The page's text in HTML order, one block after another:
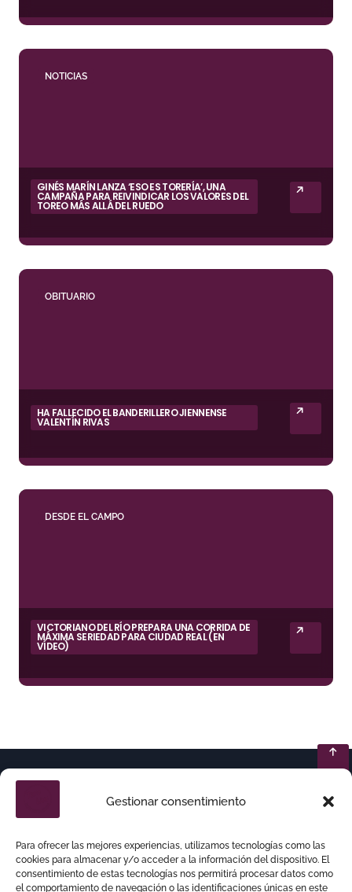
Gestionar consentimiento
Para ofrecer las mejores experiencias, utilizamos tecnologías como las
cookies para almacenar y/o acceder a la información del dispositivo. El
consentimiento de estas tecnologías nos permitirá procesar datos como
el comportamiento de navegación o las identificaciones únicas en este
NOTICIAS
GINÉS MARÍN LANZA ‘ESO ES TORERÍA’, UNA
CAMPAÑA PARA REIVINDICAR LOS VALORES DEL
TOREO MÁS ALLÁ DEL RUEDO
OBITUARIO
HA FALLECIDO EL BANDERILLERO JIENNENSE
VALENTÍN RIVAS
DESDE EL CAMPO
VICTORIANO DEL RÍO PREPARA UNA CORRIDA DE
MÁXIMA SERIEDAD PARA CIUDAD REAL (EN
VÍDEO)